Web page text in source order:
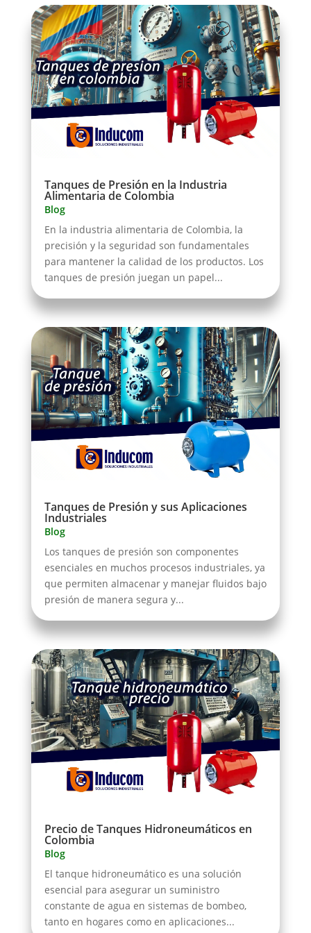
Tanques de Presión en la Industria
Alimentaria de Colombia
Blog
En la industria alimentaria de Colombia, la
precisión y la seguridad son fundamentales
para mantener la calidad de los productos. Los
tanques de presión juegan un papel...
Tanques de Presión y sus Aplicaciones
Industriales
Blog
Los tanques de presión son componentes
esenciales en muchos procesos industriales, ya
que permiten almacenar y manejar fluidos bajo
presión de manera segura y...
Precio de Tanques Hidroneumáticos en
Colombia
Blog
El tanque hidroneumático es una solución
esencial para asegurar un suministro
constante de agua en sistemas de bombeo,
tanto en hogares como en aplicaciones...